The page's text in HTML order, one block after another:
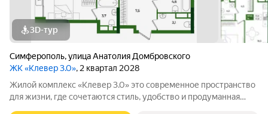
3D-тур
Симферополь,улица Анатолия Домбровского
ЖК «Клевер 3.0», 2 квартал 2028
Жилой комплекс «Клевер 3.0» это современное пространство
для жизни, где сочетаются стиль, удобство и продуманная